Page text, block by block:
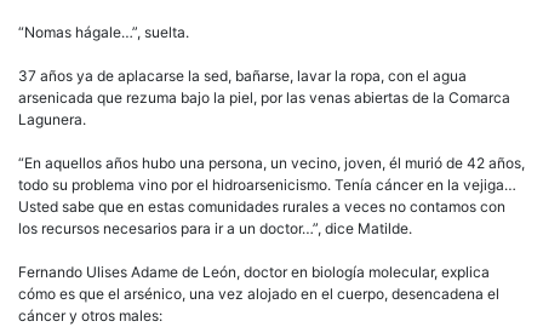
“Nomas hágale…”, suelta.
37 años ya de aplacarse la sed, bañarse, lavar la ropa, con el agua
arsenicada que rezuma bajo la piel, por las venas abiertas de la Comarca
Lagunera.
“En aquellos años hubo una persona, un vecino, joven, él murió de 42 años,
todo su problema vino por el hidroarsenicismo. Tenía cáncer en la vejiga…
Usted sabe que en estas comunidades rurales a veces no contamos con
los recursos necesarios para ir a un doctor…”, dice Matilde.
Fernando Ulises Adame de León, doctor en biología molecular, explica
cómo es que el arsénico, una vez alojado en el cuerpo, desencadena el
cáncer y otros males: